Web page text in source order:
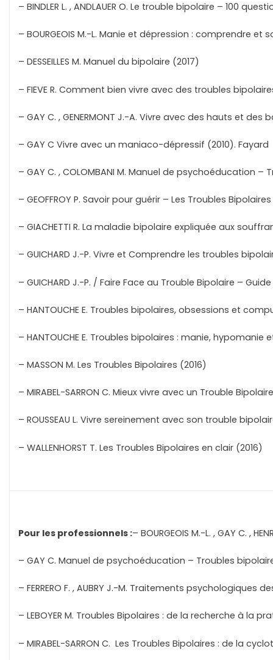
– BINDLER L. , ANDLAUER O. Le trouble bipolaire – 100
– BOURGEOIS M.-L. Manie et dépression : comprendre
– DESSEILLES M. Manuel du bipolaire (2017)
– FIEVE R. Comment bien vivre avec des troubles
– GAY C. , GENERMONT J.-A. Vivre avec des hauts et
– GAY C Vivre avec un maniaco-dépressif (2010). Fayard
– GAY C. , COLOMBANI M. Manuel de psychoéducation –
– GEOFFROY P. Savoir pour guérir – Les Troubles
– GIACHETTI R. La maladie bipolaire expliquée aux
– GUICHARD J.-P. Vivre et Comprendre les troubles
– GUICHARD J.-P. / Faire Face au Trouble Bipolaire –
– HANTOUCHE E. Troubles bipolaires, obsessions et
– HANTOUCHE E. Troubles bipolaires : manie, hypomanie
– MASSON M. Les Troubles Bipolaires (2016)
– MIRABEL-SARRON C. Mieux vivre avec un Trouble
– ROUSSEAU L. Vivre sereinement avec son trouble
– WALLENHORST T. Les Troubles Bipolaires en clair (2016)
Pour les professionnels :– BOURGEOIS M.-L. , GAY C. ,
– GAY C. Manuel de psychoéducation – Troubles
– FERRERO F. , AUBRY J.-M. Traitements
– LEBOYER M. Troubles Bipolaires : de la recherche à la
– MIRABEL-SARRON C. Les Troubles Bipolaires : de la